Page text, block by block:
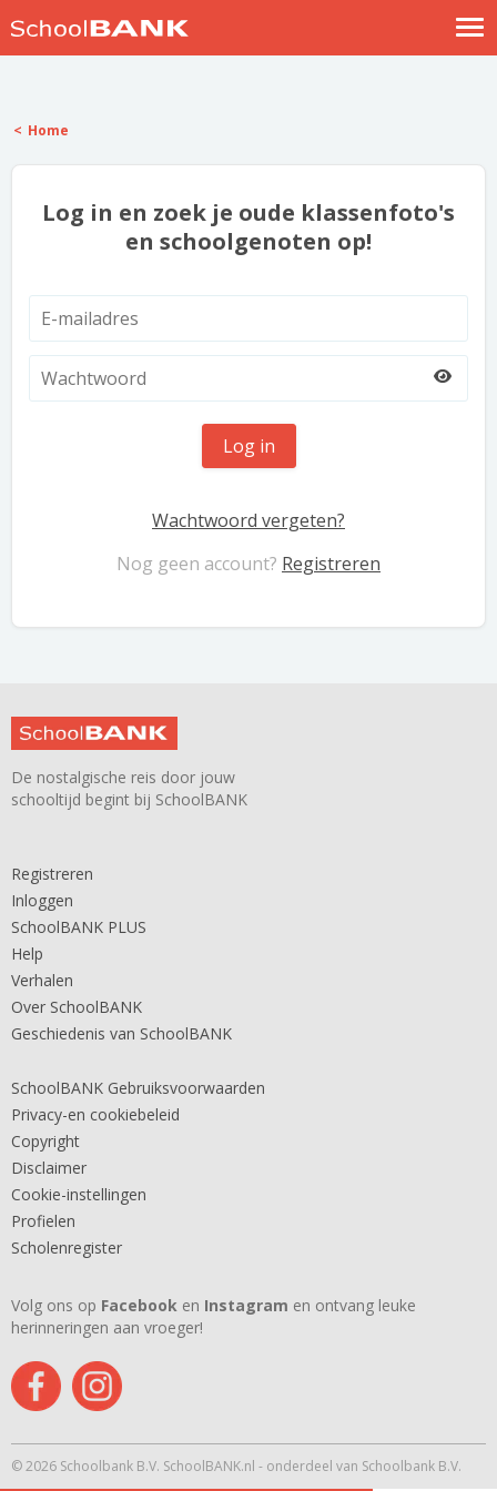
Help
Home
Log in en zoek je oude klassenfoto's
en schoolgenoten op!
Log in
Wachtwoord vergeten?
Nog geen account? Registreren
De nostalgische reis door jouw
schooltijd begint bij SchoolBANK
Registreren
Inloggen
SchoolBANK PLUS
Help
Verhalen
Over SchoolBANK
Geschiedenis van SchoolBANK
SchoolBANK Gebruiksvoorwaarden
Privacy-en cookiebeleid
Copyright
Disclaimer
Cookie-instellingen
Profielen
Scholenregister
Volg ons op Facebook en Instagram en ontvang leuke
herinneringen aan vroeger!
© 2026 Schoolbank B.V. SchoolBANK.nl - onderdeel van Schoolbank B.V.